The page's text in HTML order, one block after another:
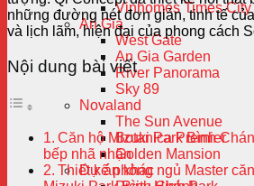
Vinhomes Times City
An Gia
West Gate
An Gia Garden
River Panorama
Sky 89
Novaland
The Sun Avenue
Botanica Premier
Golden Mansion
Dự án khác
những đường nét đơn giản, tinh tế
và lịch lãm, hiện đại của phong cách
Nội dung bài viết
Căn hộ Mizuki Park Bình
bếp nhã nhặn
Thiết kế phòng ngủ Master